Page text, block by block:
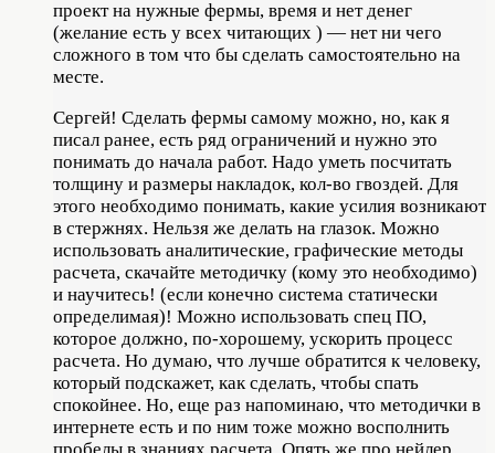
проект на нужные фермы, время и нет денег
(желание есть у всех читающих ) — нет ни чего
сложного в том что бы сделать самостоятельно на
месте.
Сергей! Сделать фермы самому можно, но, как я
писал ранее, есть ряд ограничений и нужно это
понимать до начала работ. Надо уметь посчитать
толщину и размеры накладок, кол-во гвоздей. Для
этого необходимо понимать, какие усилия возникают
в стержнях. Нельзя же делать на глазок. Можно
использовать аналитические, графические методы
расчета, скачайте методичку (кому это необходимо)
и научитесь! (если конечно система статически
определимая)! Можно использовать спец ПО,
которое должно, по-хорошему, ускорить процесс
расчета. Но думаю, что лучше обратится к человеку,
который подскажет, как сделать, чтобы спать
спокойнее. Но, еще раз напоминаю, что методички в
интернете есть и по ним тоже можно восполнить
пробелы в знаниях расчета. Опять же про нейлер